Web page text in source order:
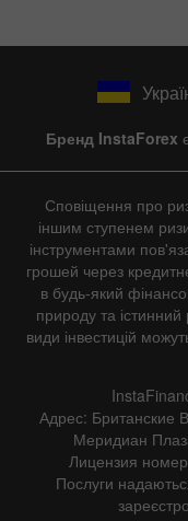
Бренд InstaForex
Сповіщення про
іншим ступенем
інструментами
грошей через
в будь-який
природу та
види інвестицій
Адрес: Британские
Меридиан
Лицензия
Послуги